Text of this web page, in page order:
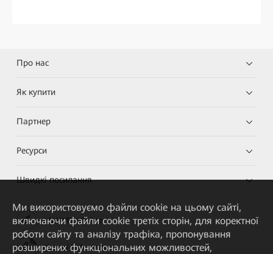
Про нас
Як купити
Партнер
Ресурси
Швидкі посилання
HUAWEI eKit App
Huawei HiKnow App
Ми використовуємо файли cookie на цьому сайті,
включаючи файли cookie третіх сторін, для коректної
роботи сайту та аналізу трафіка, пропонування
розширених функціональних можливостей,